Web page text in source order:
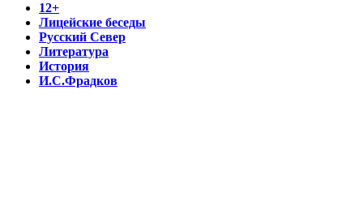
12+
Лицейские беседы
Русский Север
Литература
История
И.С.Фрадков